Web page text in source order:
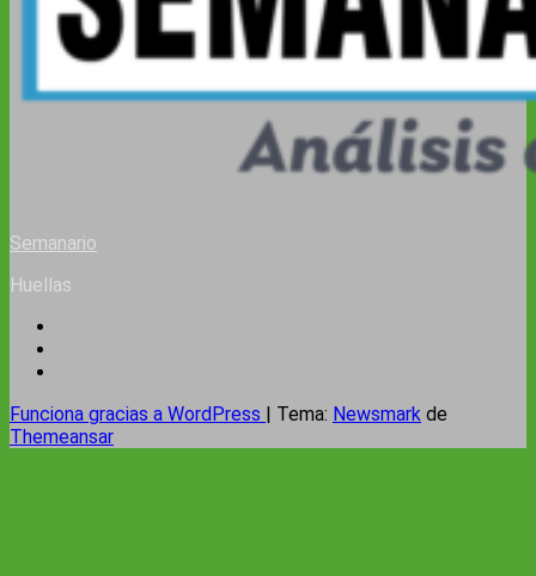
Semanario
Huellas
Funciona gracias a WordPress | Tema: Newsmark de
Themeansar